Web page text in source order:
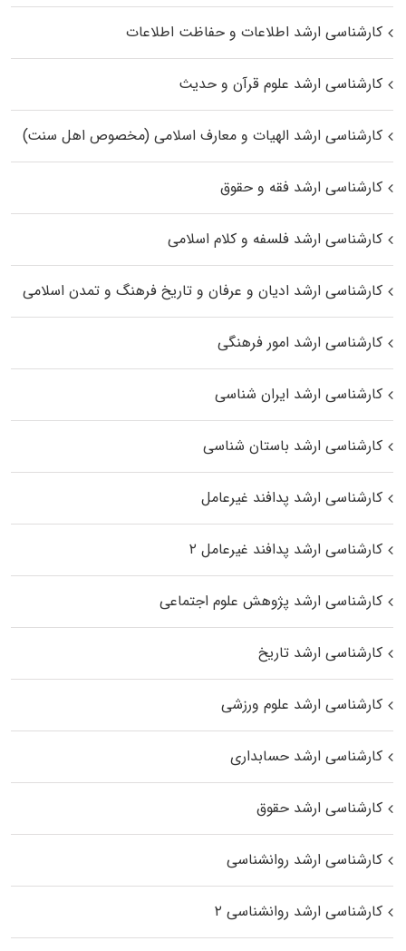
کارشناسی ارشد اطلاعات و حفاظت اطلاعات
کارشناسی ارشد علوم قرآن و حدیث
کارشناسی ارشد الهیات و معارف اسلامی (مخصوص اهل سنت)
کارشناسی ارشد فقه و حقوق
کارشناسی ارشد فلسفه و کلام اسلامی
کارشناسی ارشد ادیان و عرفان و تاریخ فرهنگ و تمدن اسلامی
کارشناسی ارشد امور فرهنگی
کارشناسی ارشد ایران شناسی
کارشناسی ارشد باستان شناسی
کارشناسی ارشد پدافند غیرعامل
کارشناسی ارشد پدافند غیرعامل ۲
کارشناسی ارشد پژوهش علوم اجتماعی
کارشناسی ارشد تاریخ
کارشناسی ارشد علوم ورزشی
کارشناسی ارشد حسابداری
کارشناسی ارشد حقوق
کارشناسی ارشد روانشناسی
کارشناسی ارشد روانشناسی ۲